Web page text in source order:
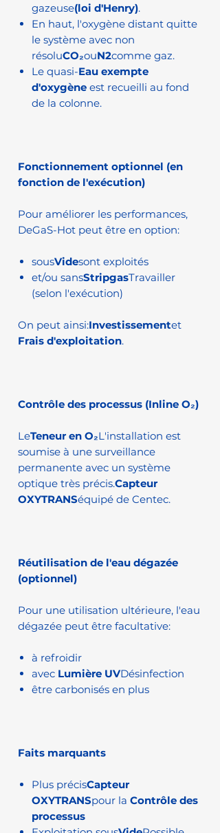
gazeuse(loi d'Henry).
En haut, l'oxygène distant quitte
le système avec non
résoluCO₂ouN2comme gaz.
Le quasi-Eau exempte
d'oxygène est recueilli au fond
de la colonne.
Fonctionnement optionnel (en
fonction de l'exécution)
Pour améliorer les performances,
DeGaS-Hot peut être en option:
sousVidesont exploités
et/ou sansStripgasTravailler
(selon l'exécution)
On peut ainsi:Investissementet
Frais d'exploitation.
Contrôle des processus (Inline O₂)
LeTeneur en O₂L'installation est
soumise à une surveillance
permanente avec un système
optique très précis.Capteur
OXYTRANSéquipé de Centec.
Réutilisation de l'eau dégazée
(optionnel)
Pour une utilisation ultérieure, l'eau
dégazée peut être facultative:
à refroidir
avec Lumière UVDésinfection
être carbonisés en plus
Faits marquants
Plus précisCapteur
OXYTRANSpour la Contrôle des
processus